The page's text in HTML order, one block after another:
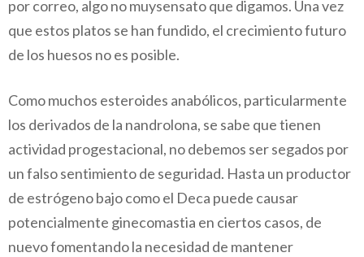
por correo, algo no muysensato que digamos. Una vez
que estos platos se han fundido, el crecimiento futuro
de los huesos no es posible.
Como muchos esteroides anabólicos, particularmente
los derivados de la nandrolona, se sabe que tienen
actividad progestacional, no debemos ser segados por
un falso sentimiento de seguridad. Hasta un productor
de estrógeno bajo como el Deca puede causar
potencialmente ginecomastia en ciertos casos, de
nuevo fomentando la necesidad de mantener